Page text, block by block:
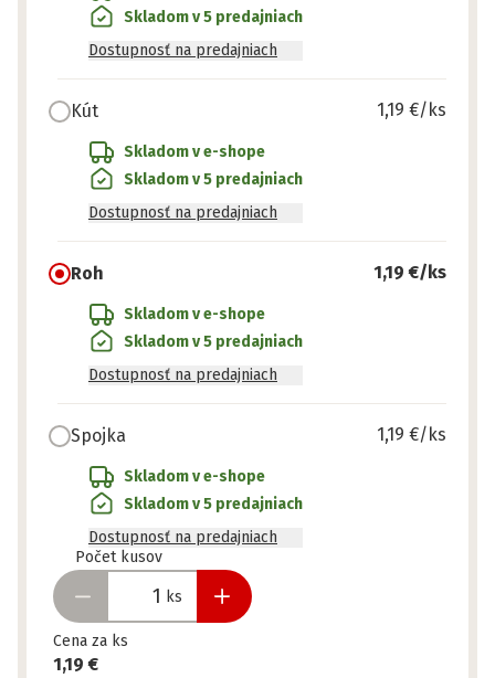
Skladom v 5 predajniach
Dostupnosť na predajniach
Kút 1,19 €/ks
Skladom v e-shope
Skladom v 5 predajniach
Dostupnosť na predajniach
Roh 1,19 €/ks
Skladom v e-shope
Skladom v 5 predajniach
Dostupnosť na predajniach
Spojka 1,19 €/ks
Skladom v e-shope
Skladom v 5 predajniach
Dostupnosť na predajniach
Počet kusov
ks
Pripravené
Cena za ks
1,19 €